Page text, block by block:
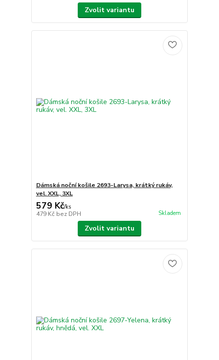
Zvolit variantu
Dámská noční košile 2693-Larysa, krátký rukáv,
vel. XXL, 3XL
579 Kč/ks
479 Kč bez DPH Skladem
Zvolit variantu